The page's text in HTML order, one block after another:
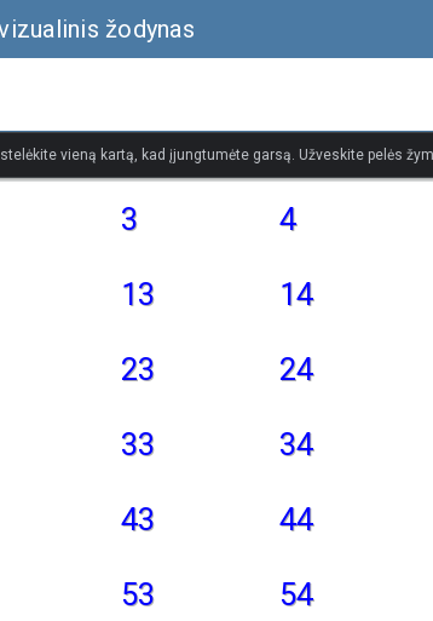
žodynas
vieną kartą, kad įjungtumėte garsą. Užveskite pelės
3 4
13 14
23 24
33 34
43 44
53 54